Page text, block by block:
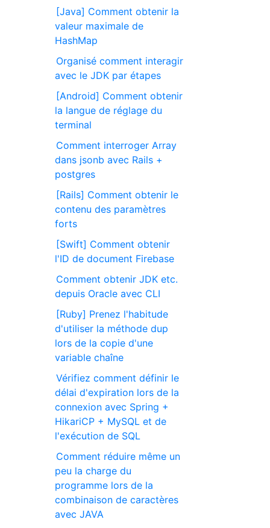
[Java] Comment obtenir la
valeur maximale de
HashMap
Organisé comment interagir
avec le JDK par étapes
[Android] Comment obtenir
la langue de réglage du
terminal
Comment interroger Array
dans jsonb avec Rails +
postgres
[Rails] Comment obtenir le
contenu des paramètres
forts
[Swift] Comment obtenir
l'ID de document Firebase
Comment obtenir JDK etc.
depuis Oracle avec CLI
[Ruby] Prenez l'habitude
d'utiliser la méthode dup
lors de la copie d'une
variable chaîne
Vérifiez comment définir le
délai d'expiration lors de la
connexion avec Spring +
HikariCP + MySQL et de
l'exécution de SQL
Comment réduire même un
peu la charge du
programme lors de la
combinaison de caractères
avec JAVA